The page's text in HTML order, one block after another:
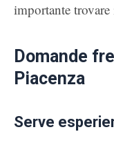
importante
Domande
Piacenza
Serve